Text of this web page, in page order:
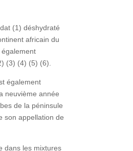
(1) déshydraté
africain du
(3) (4) (5) (6).
également
neuvième année
de la péninsule
son appellation de
dans les mixtures